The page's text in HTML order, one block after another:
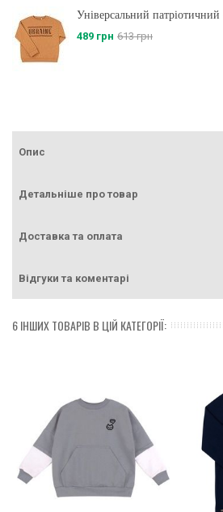
Універсальний
489 грн 613 грн
Опис
Детальніше про товар
Доставка та оплата
Відгуки та коментарі
6 ІНШИХ ТОВАРІВ В ЦІЙ КАТЕГОРІЇ: